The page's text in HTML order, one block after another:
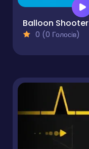
Balloon Shooter
0 (0 Голосів)